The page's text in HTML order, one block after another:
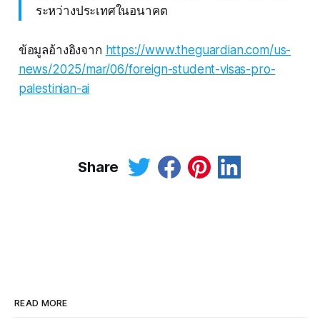
ระหว่างประเทศในอนาคต
ข้อมูลอ้างอิงจาก https://www.theguardian.com/us-
news/2025/mar/06/foreign-student-visas-pro-
palestinian-ai
Share
READ MORE